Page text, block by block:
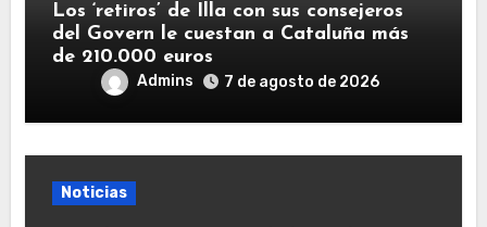
Los ‘retiros’ de Illa con sus consejeros
del Govern le cuestan a Cataluña más
de 210.000 euros
Admins 7 de agosto de 2026
Noticias